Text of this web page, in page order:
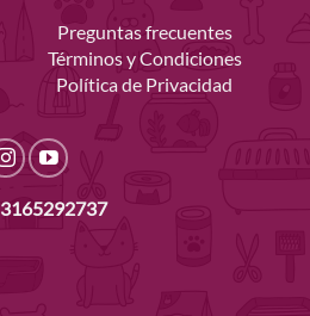
Preguntas frecuentes
Términos y Condiciones
Política de Privacidad
3165292737